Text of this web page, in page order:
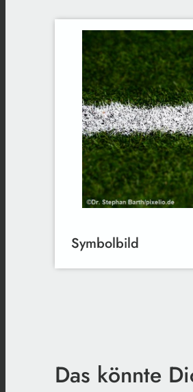
Symbolbild
Das könnte